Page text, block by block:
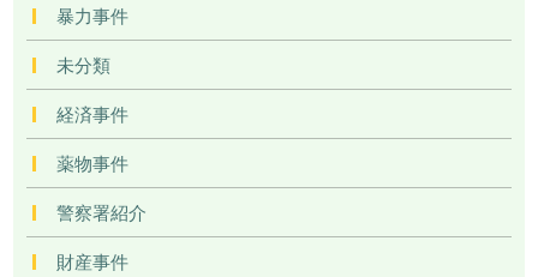
暴力事件
未分類
経済事件
薬物事件
警察署紹介
財産事件